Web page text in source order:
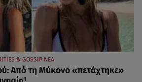
& GOSSIP ΝΕΑ
Από τη Μύκονο «πετάχτηκε»